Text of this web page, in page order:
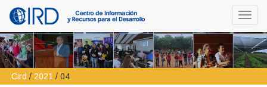
Cird / 2021 / 04